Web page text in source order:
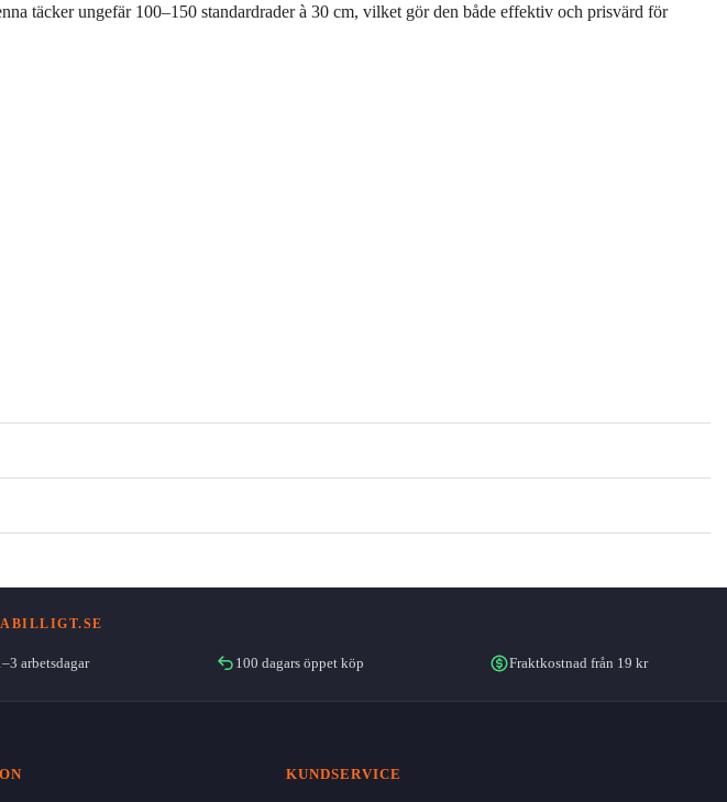
täcker ungefär 100–150 standardrader à 30 cm, vilket gör den både effektiv och prisvärd för
arbetsdagar 100 dagars öppet köp Fraktkostnad från 19 kr
KUNDSERVICE